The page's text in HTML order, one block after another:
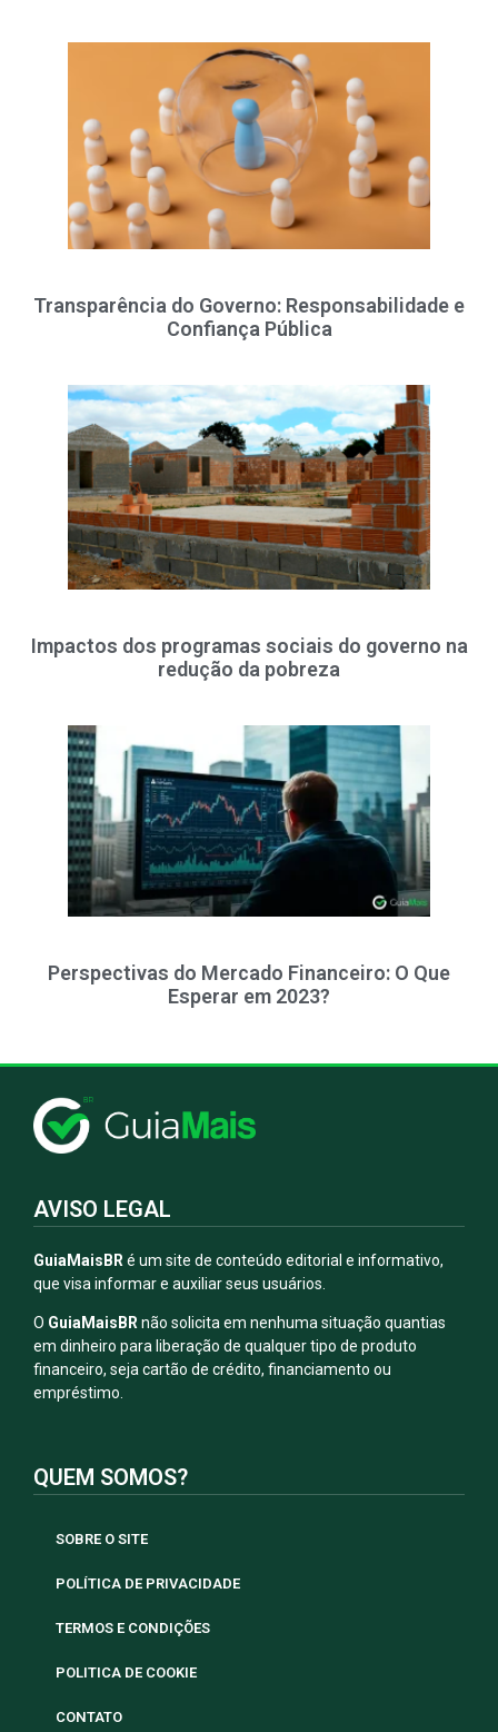
Transparência do Governo: Responsabilidade e
Confiança Pública
Impactos dos programas sociais do governo na
redução da pobreza
Perspectivas do Mercado Financeiro: O Que
Esperar em 2023?
AVISO LEGAL
GuiaMaisBR é um site de conteúdo editorial e informativo,
que visa informar e auxiliar seus usuários.
O GuiaMaisBRnão solicita em nenhuma situação quantias
em dinheiro para liberação de qualquer tipo de produto
financeiro, seja cartão de crédito, financiamento ou
empréstimo.
QUEM SOMOS?
SOBRE O SITE
POLÍTICA DE PRIVACIDADE
TERMOS E CONDIÇÕES
POLITICA DE COOKIE
CONTATO